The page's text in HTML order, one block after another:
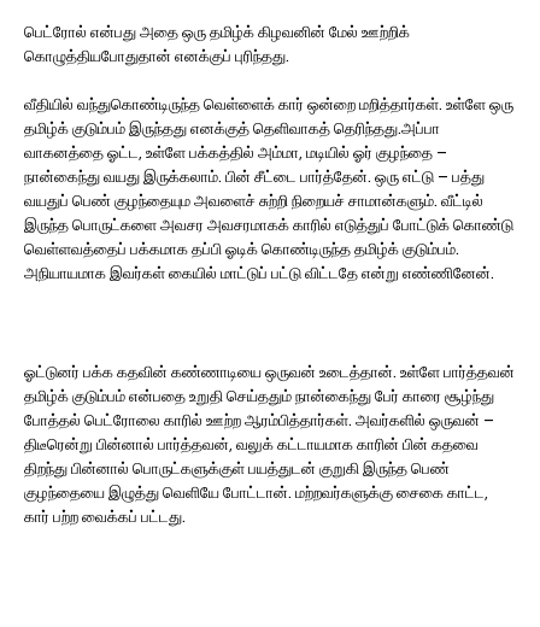
பெட்ரோல் என்பது அதை ஒரு தமிழ்க் கிழவனின் மேல் ஊற்றிக்
கொழுத்தியபோதுதான் எனக்குப் புரிந்தது.
வீதியில் வந்துகொண்டிருந்த வெள்ளைக் கார் ஒன்றை மறித்தார்கள். உள்ளே ஒரு
தமிழ்க் குடும்பம் இருந்தது எனக்குத் தெளிவாகத் தெரிந்தது.அப்பா
வாகனத்தை ஓட்ட, உள்ளே பக்கத்தில் அம்மா, மடியில் ஓர் குழந்தை –
நான்கைந்து வயது இருக்கலாம். பின் சீட்டை பார்த்தேன். ஒரு எட்டு – பத்து
வயதுப் பெண் குழந்தையும அவளைச் சுற்றி நிறையச் சாமான்களும். வீட்டில்
இருந்த பொருட்களை அவசர அவசரமாகக் காரில் எடுத்துப் போட்டுக் கொண்டு
வெள்ளவத்தைப் பக்கமாக தப்பி ஓடிக் கொண்டிருந்த தமிழ்க் குடும்பம்.
அநியாயமாக இவர்கள் கையில் மாட்டுப் பட்டு விட்டதே என்று எண்ணினேன்.
ஓட்டுனர் பக்க கதவின் கண்ணாடியை ஒருவன் உடைத்தான். உள்ளே பார்த்தவன்
தமிழ்க் குடும்பம் என்பதை உறுதி செய்ததும் நான்கைந்து பேர் காரை சூழ்ந்து
போத்தல் பெட்ரோலை காரில் ஊற்ற ஆரம்பித்தார்கள். அவர்களில் ஒருவன் –
திடீரென்று பின்னால் பார்த்தவன், வலுக் கட்டாயமாக காரின் பின் கதவை
திறந்து பின்னால் பொருட்களுக்குள் பயத்துடன் குறுகி இருந்த பெண்
குழந்தையை இழுத்து வெளியே போட்டான். மற்றவர்களுக்கு சைகை காட்ட,
கார் பற்ற வைக்கப் பட்டது.